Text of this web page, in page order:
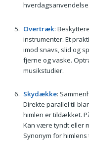
hverdagsanvendelse.
Overtræk:
instrumenter. Et
imod snavs, slid og
fjerne og vaske.
musikstudier.
Skydække:
Direkte parallel til
himlen er tildækket.
Kan være tyndt eller
Synonym for